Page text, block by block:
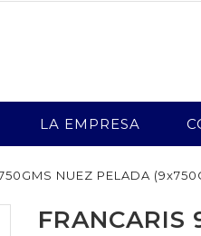
LA EMPRESA
NUEZ PELADA
FRANCARIS